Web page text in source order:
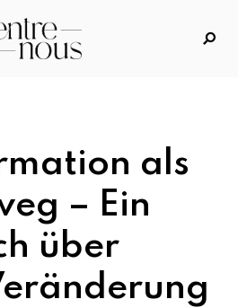
als
– Ein
über